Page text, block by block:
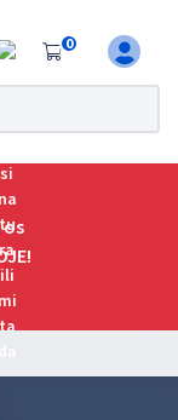
0
os